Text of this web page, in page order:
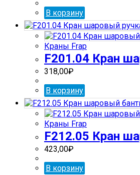
В корзину
Краны Frap
F201.04 Кран
318,00₽
В корзину
Краны Frap
F212.05 Кран
423,00₽
В корзину